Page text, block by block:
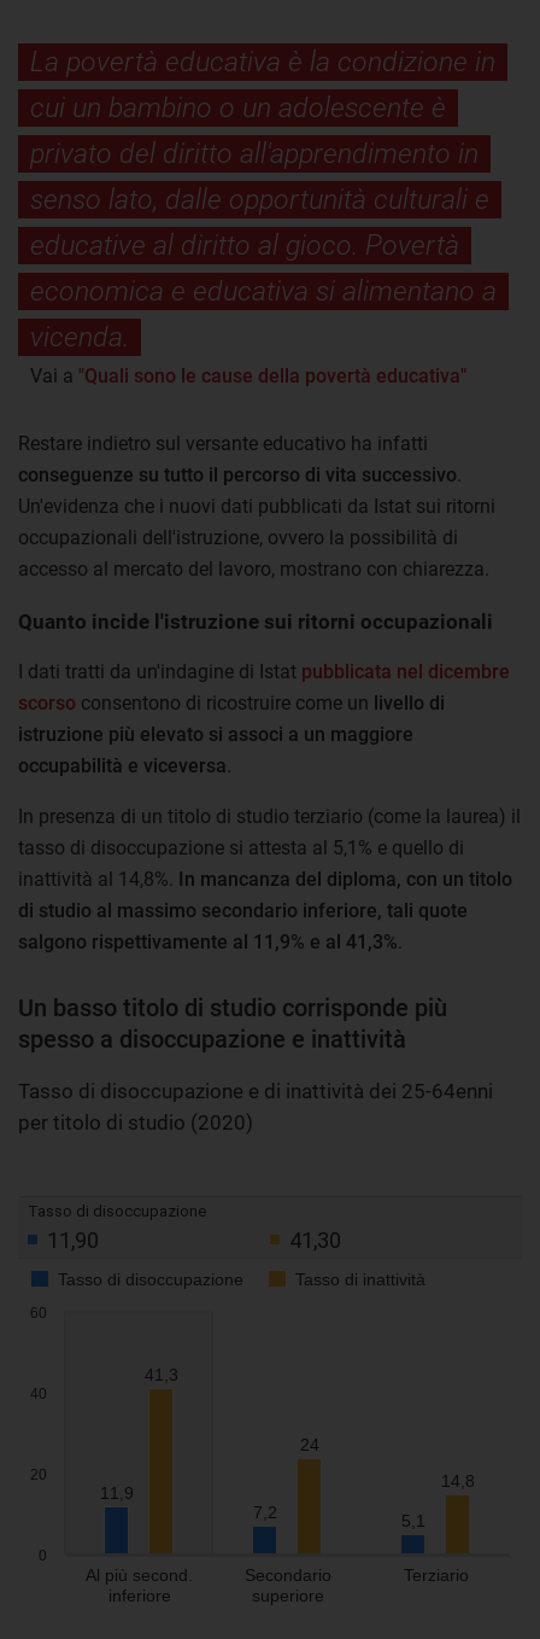
La povertà educativa è la condizione in
cui un bambino o un adolescente è
privato del diritto all'apprendimento in
senso lato, dalle opportunità culturali e
educative al diritto al gioco. Povertà
economica e educativa si alimentano a
vicenda.
Vai a "Quali sono le cause della povertà educativa"
Restare indietro sul versante educativo ha infatti
conseguenze su tutto il percorso di vita successivo.
Un'evidenza che i nuovi dati pubblicati da Istat sui ritorni
occupazionali dell'istruzione, ovvero la possibilità di
accesso al mercato del lavoro, mostrano con chiarezza.
Quanto incide l'istruzione sui ritorni occupazionali
I dati tratti da un'indagine di Istat pubblicata nel dicembre
scorso consentono di ricostruire come un livello di
istruzione più elevato si associ a un maggiore
occupabilità e viceversa.
In presenza di un titolo di studio terziario (come la laurea) il
tasso di disoccupazione si attesta al 5,1% e quello di
inattività al 14,8%. In mancanza del diploma, con un titolo
di studio al massimo secondario inferiore, tali quote
salgono rispettivamente al 11,9% e al 41,3%.
Un basso titolo di studio corrisponde più
spesso a disoccupazione e inattività
Tasso di disoccupazione e di inattività dei 25-64enni
per titolo di studio (2020)